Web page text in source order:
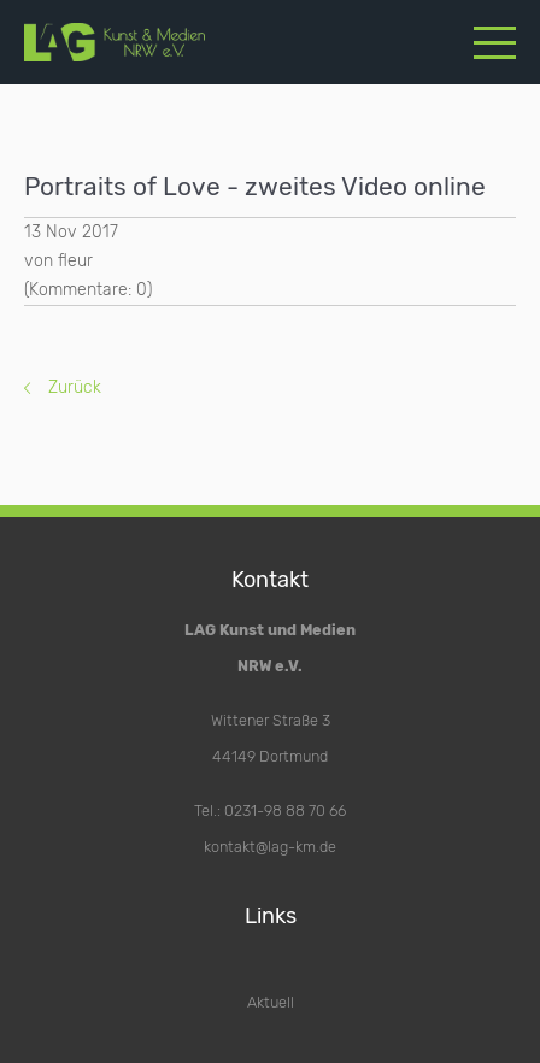
Portraits of Love - zweites Video online
13 Nov 2017
von fleur
(Kommentare: 0)
Zurück
Kontakt
LAG Kunst und Medien
NRW e.V.
Wittener Straße 3
44149 Dortmund
Tel.: 0231-98 88 70 66
kontakt@lag-km.de
Links
Aktuell